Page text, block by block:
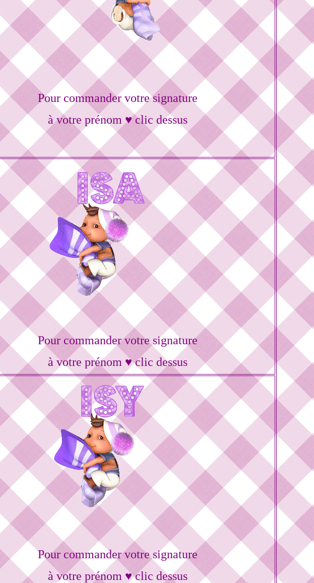
Pour commander votre signature
à votre prénom ♥ clic dessus
Pour commander votre signature
à votre prénom ♥ clic dessus
Pour commander votre signature
à votre prénom ♥ clic dessus